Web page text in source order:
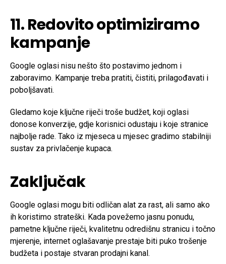
11. Redovito optimiziramo
kampanje
Google oglasi nisu nešto što postavimo jednom i
zaboravimo. Kampanje treba pratiti, čistiti, prilagođavati i
poboljšavati.
Gledamo koje ključne riječi troše budžet, koji oglasi
donose konverzije, gdje korisnici odustaju i koje stranice
najbolje rade. Tako iz mjeseca u mjesec gradimo stabilniji
sustav za privlačenje kupaca.
Zaključak
Google oglasi mogu biti odličan alat za rast, ali samo ako
ih koristimo strateški. Kada povežemo jasnu ponudu,
pametne ključne riječi, kvalitetnu odredišnu stranicu i točno
mjerenje, internet oglašavanje prestaje biti puko trošenje
budžeta i postaje stvaran prodajni kanal.